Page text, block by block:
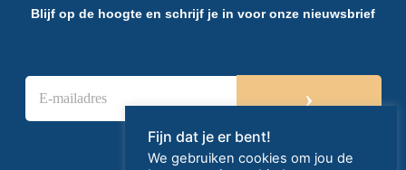
Blijf op de hoogte en schrijf je in voor onze nieuwsbrief
E
m
›
Fijn dat je er bent!
We gebruiken cookies om jou de